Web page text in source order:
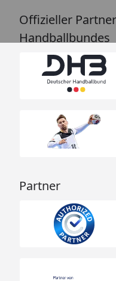
Offizieller
Handballbundes
Partner